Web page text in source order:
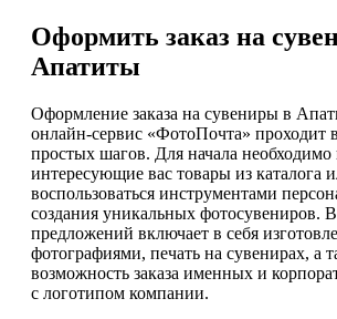
Оформить заказ на
Апатиты
Оформление заказа на сувениры в
онлайн-сервис «ФотоПочта» проходит
простых шагов. Для начала необходимо
интересующие вас товары из каталога
воспользоваться инструментами
создания уникальных фотосувениров.
предложений включает в себя
фотографиями, печать на сувенирах, а
возможность заказа именных и
с логотипом компании.